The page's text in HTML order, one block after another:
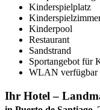
Kinderspielplatz
Kinderpool
Restaurant
Sandstrand
Sportangebot für
WLAN verfügbar
Ihr Hotel –